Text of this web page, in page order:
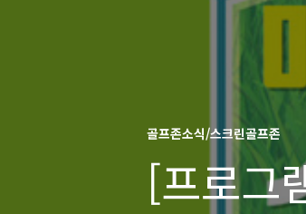
골프존소식/스크린골프존
[프로그